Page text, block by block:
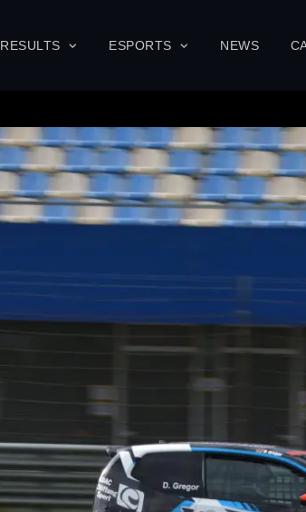
RESULTS ESPORTS NEWS